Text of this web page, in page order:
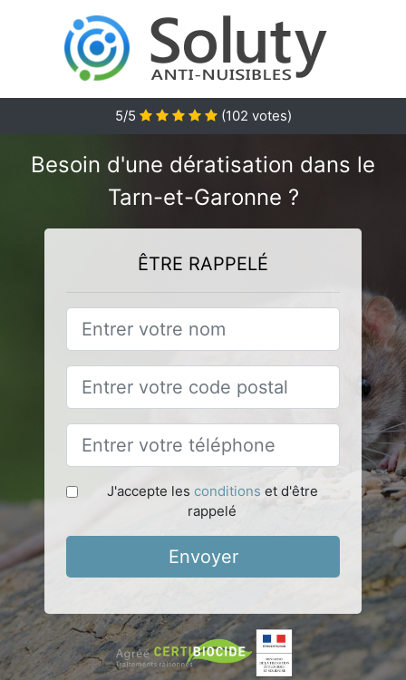
5/5 (102 votes)
Besoin d'une dératisation dans le
Tarn-et-Garonne ?
ÊTRE RAPPELÉ
J'accepte les conditions et d'être
rappelé
Envoyer